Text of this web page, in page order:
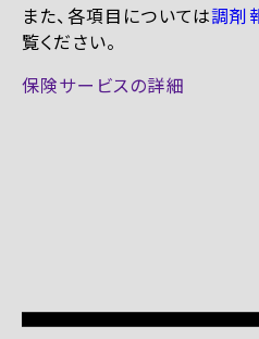
また、各項目については調剤
覧ください。
保険サービスの詳細